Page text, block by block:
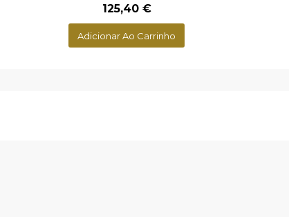
Preço
125,40 €
Adicionar Ao Carrinho